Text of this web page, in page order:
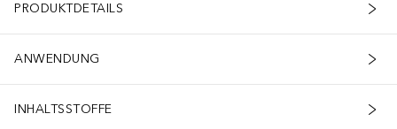
PRODUKTDETAILS
ANWENDUNG
INHALTSSTOFFE